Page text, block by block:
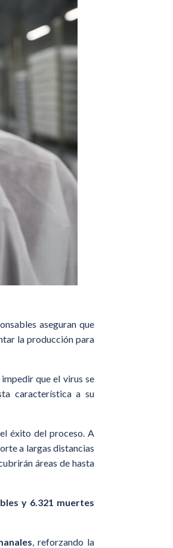
aseguran que
la producción para
que el virus se
característica a su
éxito del proceso. A
a largas distancias
áreas de hasta
y 6.321 muertes
, reforzando la